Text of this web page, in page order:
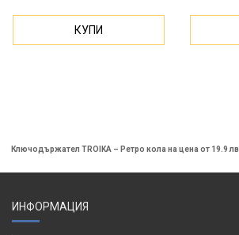
КУПИ
Ключодържател TROIKA – Ретро кола на цена от 19.9 лв.
ИНФОРМАЦИЯ